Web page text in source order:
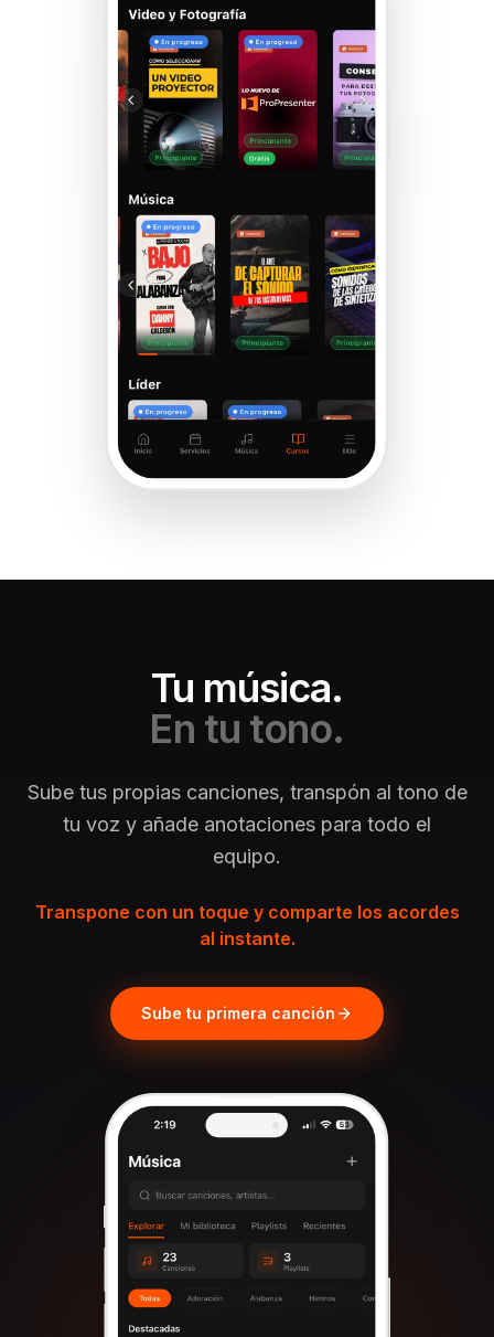
Tu música.
En tu tono.
Sube tus propias canciones, transpón al tono de
tu voz y añade anotaciones para todo el
equipo.
Transpone con un toque y comparte los acordes
al instante.
Sube tu primera canción